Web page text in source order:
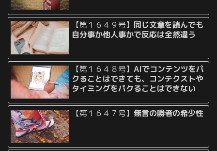
【第１６４９号】 同じ文章を読んでも
自分事か他人事かで反応は全然違う
【第１６４８号】AIでコンテンツをパ
クることはできても、コンテクストや
タイミングをパクることはできない
【第１６４７号】 無言の勝者の希少性